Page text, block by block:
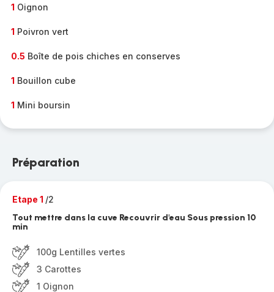
1 Oignon
1 Poivron vert
0.5 Boîte de pois chiches en conserves
1 Bouillon cube
1 Mini boursin
Préparation
Etape 1 /2
Tout mettre dans la cuve Recouvrir d'eau Sous pression 10
min
100g Lentilles vertes
3 Carottes
1 Oignon